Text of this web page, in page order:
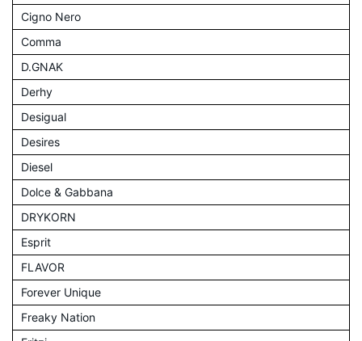
Cigno Nero
Comma
D.GNAK
Derhy
Desigual
Desires
Diesel
Dolce & Gabbana
DRYKORN
Esprit
FLAVOR
Forever Unique
Freaky Nation